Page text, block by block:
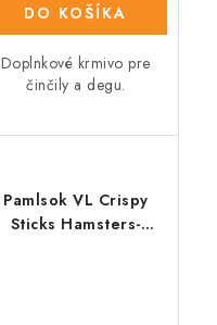
DO KOŠÍKA
Doplnkové krmivo pre
činčily a degu.
Pamlsok VL Crispy
Sticks Hamsters-